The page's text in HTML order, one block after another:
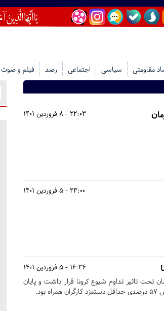
مقاومتی سیاسی اجتماعی رصد فیلم و صوت
22:03 - 8 فروردین 1401
23:00 - 5 فروردین 1401
16:36 - 5 فروردین 1401
تحت تاثیر تداوم شیوع کرونا قرار داشت و پایان